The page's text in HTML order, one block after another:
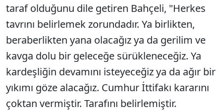
taraf olduğunu dile getiren Bahçeli, "Herkes
tavrını belirlemek zorundadır. Ya birlikten,
beraberlikten yana olacağız ya da gerilim ve
kavga dolu bir geleceğe sürükleneceğiz. Ya
kardeşliğin devamını isteyeceğiz ya da ağır bir
yıkımı göze alacağız. Cumhur İttifakı kararını
çoktan vermiştir. Tarafını belirlemiştir.